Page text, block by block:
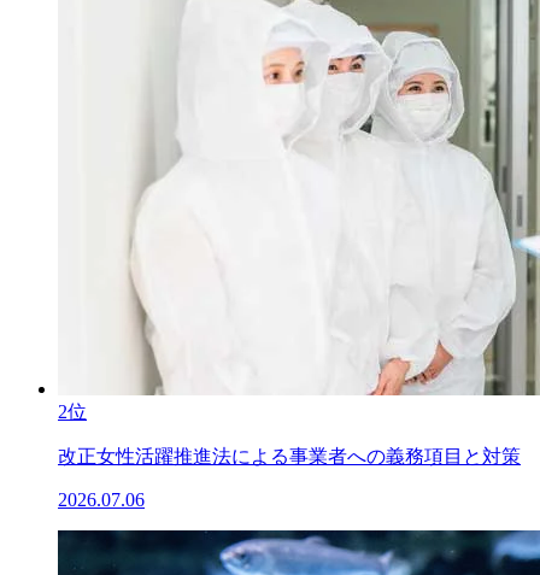
2位
改正女性活躍推進法による事業者への義務項目と対策
2026.07.06